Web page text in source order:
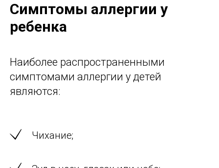
Симптомы аллергии у
ребенка
Наиболее распространенными
симптомами аллергии у детей
являются:
Чихание;